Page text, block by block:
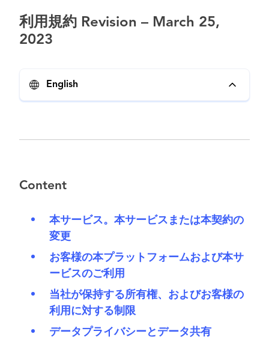
利用規約 Revision – March 25,
2023
English
Content
本サービス。本サービスまたは本契約の
変更
お客様の本プラットフォームおよび本サ
ービスのご利用
当社が保持する所有権、およびお客様の
利用に対する制限
データプライバシーとデータ共有